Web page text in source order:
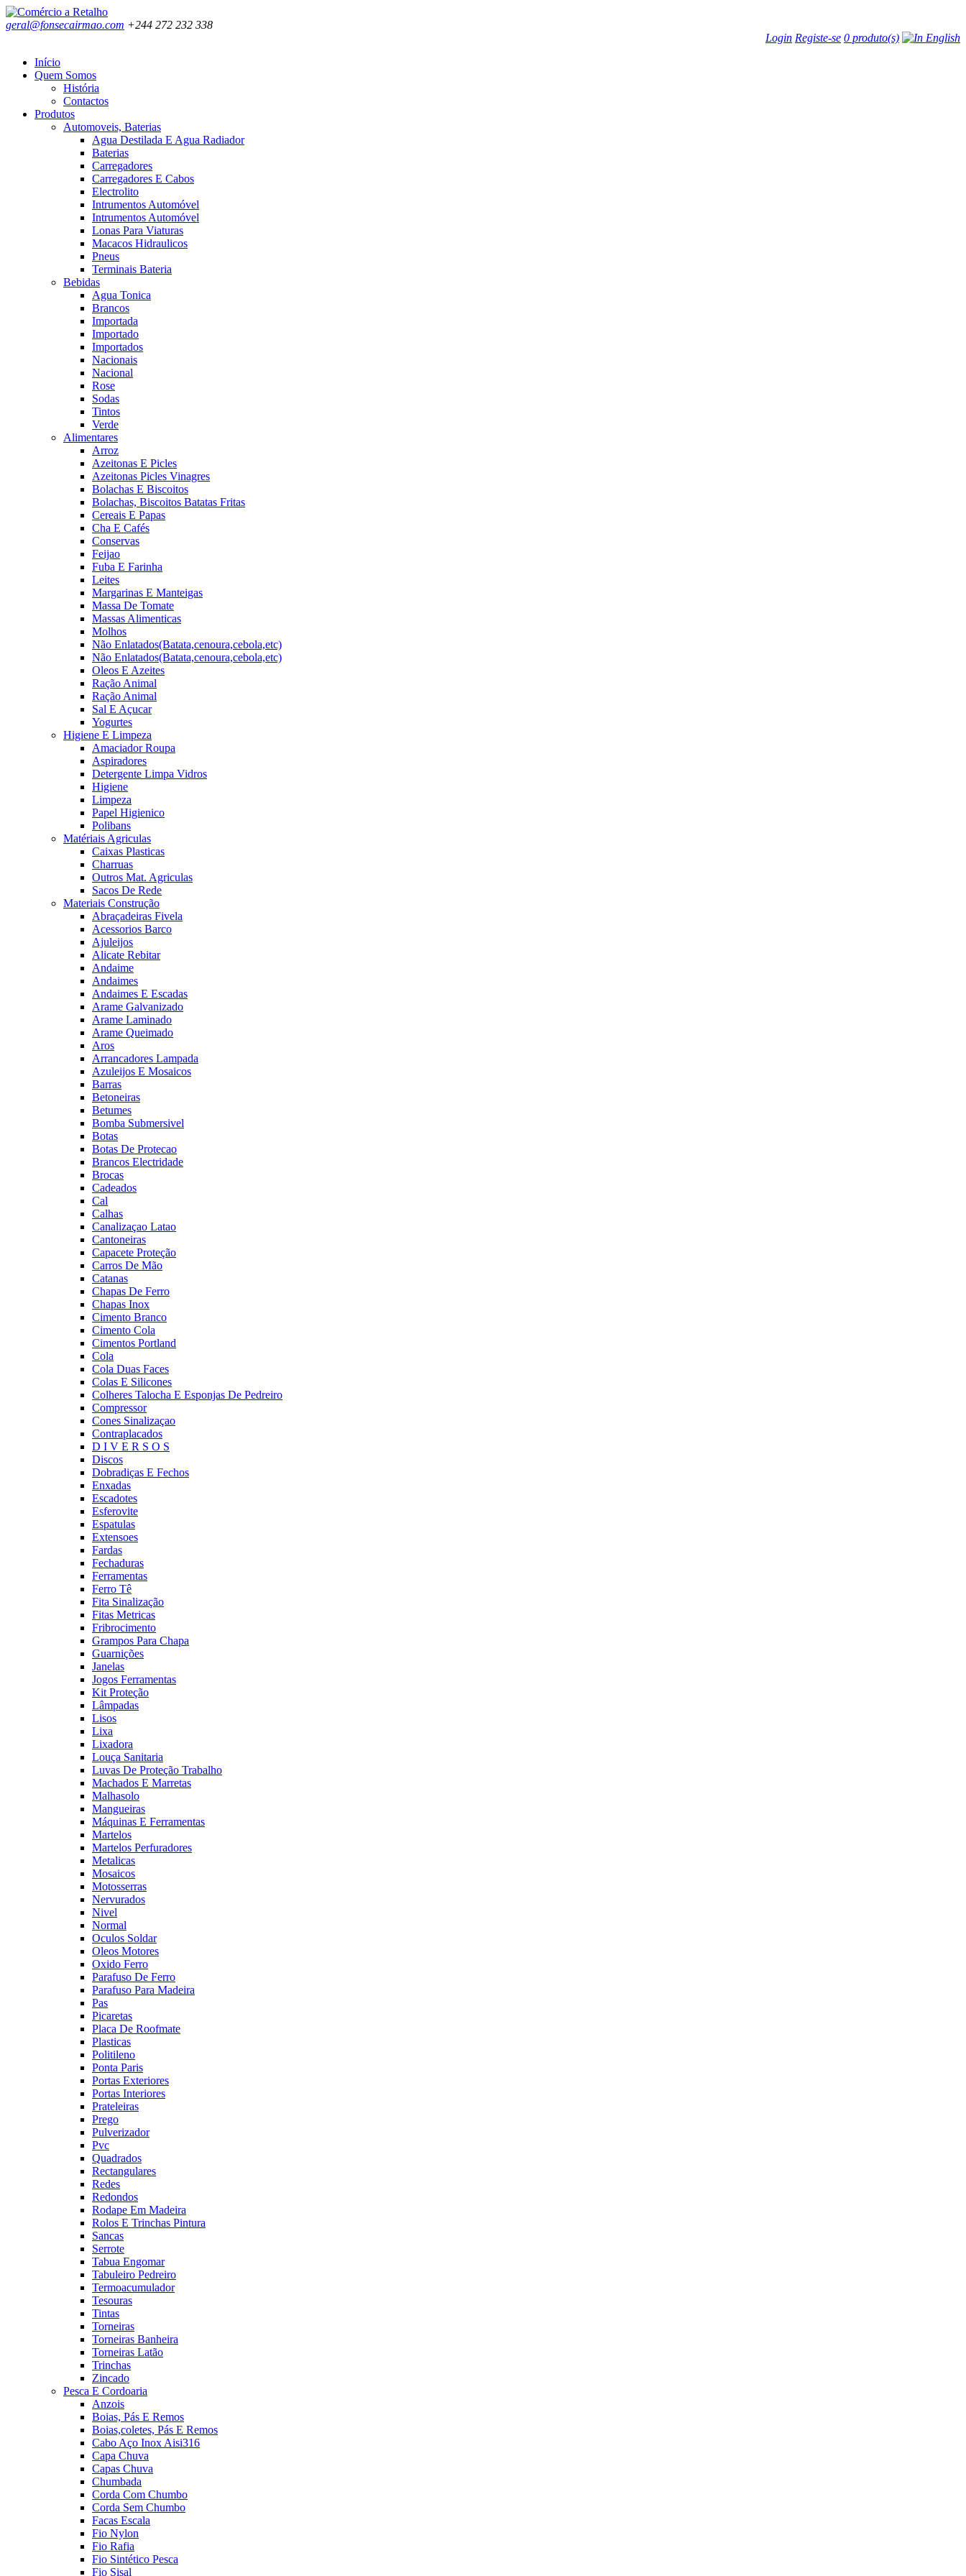
geral@fonsecairmao.com +244 272 232 338
Login Registe-se 0 produto(s)
Início
Quem Somos
História
Contactos
Produtos
Automoveis, Baterias
Agua Destilada E Agua Radiador
Baterias
Carregadores
Carregadores E Cabos
Electrolito
Intrumentos Automóvel
Intrumentos Automóvel
Lonas Para Viaturas
Macacos Hidraulicos
Pneus
Terminais Bateria
Bebidas
Agua Tonica
Brancos
Importada
Importado
Importados
Nacionais
Nacional
Rose
Sodas
Tintos
Verde
Alimentares
Arroz
Azeitonas E Picles
Azeitonas Picles Vinagres
Bolachas E Biscoitos
Bolachas, Biscoitos Batatas Fritas
Cereais E Papas
Cha E Cafés
Conservas
Feijao
Fuba E Farinha
Leites
Margarinas E Manteigas
Massa De Tomate
Massas Alimenticas
Molhos
Não Enlatados(Batata,cenoura,cebola,etc)
Não Enlatados(Batata,cenoura,cebola,etc)
Oleos E Azeites
Ração Animal
Ração Animal
Sal E Açucar
Yogurtes
Higiene E Limpeza
Amaciador Roupa
Aspiradores
Detergente Limpa Vidros
Higiene
Limpeza
Papel Higienico
Polibans
Matériais Agriculas
Caixas Plasticas
Charruas
Outros Mat. Agriculas
Sacos De Rede
Materiais Construção
Abraçadeiras Fivela
Acessorios Barco
Ajuleijos
Alicate Rebitar
Andaime
Andaimes
Andaimes E Escadas
Arame Galvanizado
Arame Laminado
Arame Queimado
Aros
Arrancadores Lampada
Azuleijos E Mosaicos
Barras
Betoneiras
Betumes
Bomba Submersivel
Botas
Botas De Protecao
Brancos Electridade
Brocas
Cadeados
Cal
Calhas
Canalizaçao Latao
Cantoneiras
Capacete Proteção
Carros De Mão
Catanas
Chapas De Ferro
Chapas Inox
Cimento Branco
Cimento Cola
Cimentos Portland
Cola
Cola Duas Faces
Colas E Silicones
Colheres Talocha E Esponjas De Pedreiro
Compressor
Cones Sinalizaçao
Contraplacados
D I V E R S O S
Discos
Dobradiças E Fechos
Enxadas
Escadotes
Esferovite
Espatulas
Extensoes
Fardas
Fechaduras
Ferramentas
Ferro Tê
Fita Sinalização
Fitas Metricas
Fribrocimento
Grampos Para Chapa
Guarnições
Janelas
Jogos Ferramentas
Kit Proteção
Lâmpadas
Lisos
Lixa
Lixadora
Louça Sanitaria
Luvas De Proteção Trabalho
Machados E Marretas
Malhasolo
Mangueiras
Máquinas E Ferramentas
Martelos
Martelos Perfuradores
Metalicas
Mosaicos
Motosserras
Nervurados
Nivel
Normal
Oculos Soldar
Oleos Motores
Oxido Ferro
Parafuso De Ferro
Parafuso Para Madeira
Pas
Picaretas
Placa De Roofmate
Plasticas
Politileno
Ponta Paris
Portas Exteriores
Portas Interiores
Prateleiras
Prego
Pulverizador
Pvc
Quadrados
Rectangulares
Redes
Redondos
Rodape Em Madeira
Rolos E Trinchas Pintura
Sancas
Serrote
Tabua Engomar
Tabuleiro Pedreiro
Termoacumulador
Tesouras
Tintas
Torneiras
Torneiras Banheira
Torneiras Latão
Trinchas
Zincado
Pesca E Cordoaria
Anzois
Boias, Pás E Remos
Boias,coletes, Pás E Remos
Cabo Aço Inox Aisi316
Capa Chuva
Capas Chuva
Chumbada
Corda Com Chumbo
Corda Sem Chumbo
Facas Escala
Fio Nylon
Fio Rafia
Fio Sintético Pesca
Fio Sisal